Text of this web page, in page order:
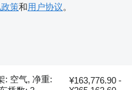
策和用户协议。
: 空气, 净重:
¥163,776.90 -